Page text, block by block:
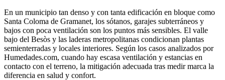
En un municipio tan denso y con tanta edificación en bloque como
Santa Coloma de Gramanet, los sótanos, garajes subterráneos y
bajos con poca ventilación son los puntos más sensibles. El valle
bajo del Besòs y las laderas metropolitanas condicionan plantas
semienterradas y locales interiores. Según los casos analizados por
Humedades.com, cuando hay escasa ventilación y estancias en
contacto con el terreno, la mitigación adecuada tras medir marca la
diferencia en salud y confort.